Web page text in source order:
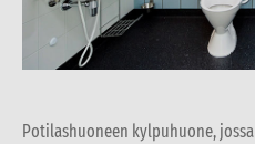
Potilashuoneen kylpuhuone, jossa